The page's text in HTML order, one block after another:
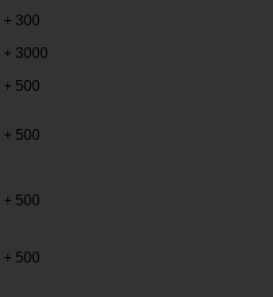
300
+ 3000
500
500
500
500